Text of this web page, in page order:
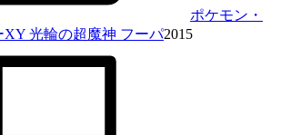
ポケモン・
XY 光輪の超魔神 フーパ2015